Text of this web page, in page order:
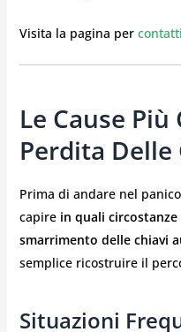
Visita la pagina per
Le Cause
Perdita Delle
Prima di andare nel
capire in quali circostanze
smarrimento delle chiavi
semplice ricostruire il
Situazioni